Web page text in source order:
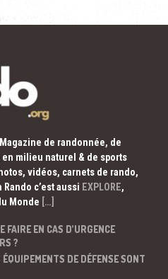
de randonnée, de
milieu naturel & de sports
vidéos, carnets de rando,
c’est aussi EXPLORE,
Monde […]
FAIRE EN CAS D’URGENCE
?
DE DÉFENSE SONT